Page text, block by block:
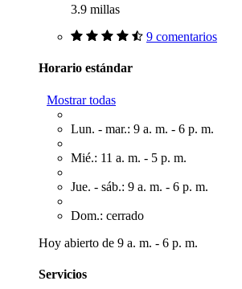
3.9 millas
9 comentarios
Horario estándar
Mostrar todas
Lun. - mar.: 9 a. m. - 6 p. m.
Mié.: 11 a. m. - 5 p. m.
Jue. - sáb.: 9 a. m. - 6 p. m.
Dom.: cerrado
Hoy abierto de 9 a. m. - 6 p. m.
Servicios